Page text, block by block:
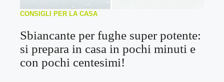
CONSIGLI PER LA CASA
Sbiancante per fughe super potente:
si prepara in casa in pochi minuti e
con pochi centesimi!